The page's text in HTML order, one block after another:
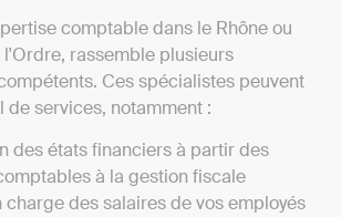
comptable dans le Rhône ou
rassemble plusieurs
Ces spécialistes peuvent
de services, notamment :
des états financiers à partir des
à la gestion fiscale
charge des salaires de vos employés